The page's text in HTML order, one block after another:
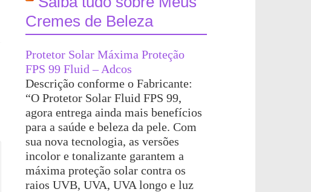
Cremes de Beleza
Protetor Solar Máxima Proteção
FPS 99 Fluid – Adcos
Descrição conforme o Fabricante:
“O Protetor Solar Fluid FPS 99,
agora entrega ainda mais benefícios
para a saúde e beleza da pele. Com
sua nova tecnologia, as versões
incolor e tonalizante garantem a
máxima proteção solar contra os
raios UVB, UVA, UVA longo e luz